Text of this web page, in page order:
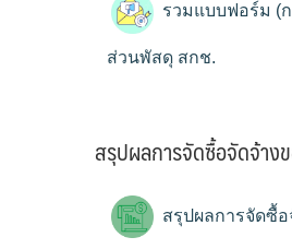
รวมแบบฟอร์ม (
ส่วนพัสดุ สกช.
สรุปผลการจัดซื้อจัดจ้าง
สรุปผลการจัดซื้อ